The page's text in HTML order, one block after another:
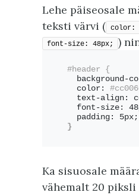
Lehe päiseosale
teksti värvi ( color:
font-size: 48px; )
#header {
background-
  color:
text-align:
font-size:
  padding: 5px;
}
Ka sisuosale
vähemalt 20 piksli